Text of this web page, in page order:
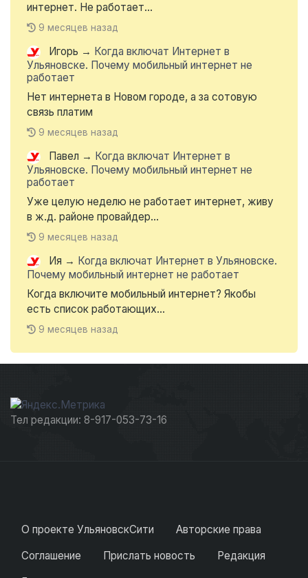
интернет. Не работает...
9 месяцев назад
Игорь → Когда включат Интернет в
Ульяновске. Почему мобильный интернет не
работает
Нет интернета в Новом городе, а за сотовую
связь платим
9 месяцев назад
Павел → Когда включат Интернет в
Ульяновске. Почему мобильный интернет не
работает
Уже целую неделю не работает интернет, живу
в ж.д. районе провайдер...
9 месяцев назад
Ия → Когда включат Интернет в Ульяновске.
Почему мобильный интернет не работает
Когда включите мобильный интернет? Якобы
есть список работающих...
9 месяцев назад
Тел редакции: 8-917-053-73-16
О проекте УльяновскСити
Авторские права
Соглашение
Прислать новость
Редакция